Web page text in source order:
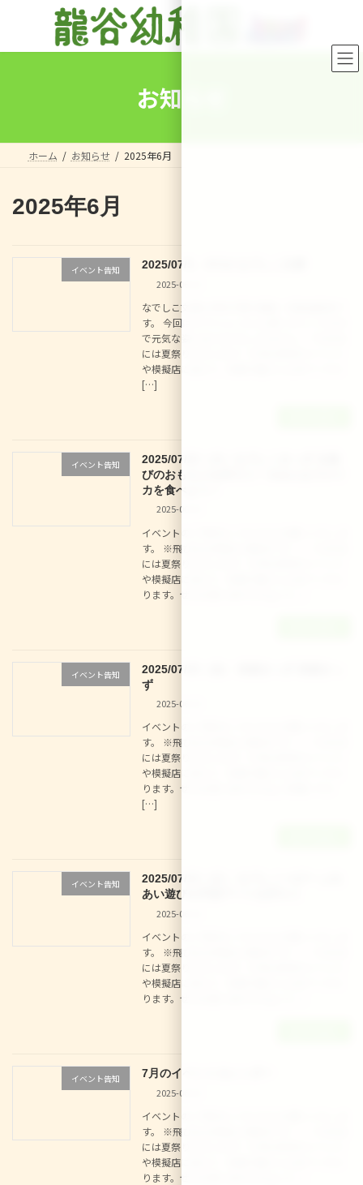
ン
ー
お知らせ
ホーム お知らせ 2025年6月
2025年6月
イベント告知
2025/07/5、07/12 なでしこ文庫
2025-06-25
なでしこ文庫は予約不要の園庭・図書室解放で
す。 今回はカブトムシさんも孵ったところなの
で元気な姿に会えるかもしれません。 7/30(水)
には夏祭りも行います！今年は例年のイベント
や模擬店に加えて、和菓子屋さんも来てくださ
[…]
イベント告知
2025/07/22（火）なでしこきっず 水遊
びのおもちゃを作ろう！＆みんなでスイ
カを食べよう！
2025-06-25
イベントのご予約は こちらからお願いいたしま
す。 ※飛び込み参加も大歓迎です！！ 7/30(水)
には夏祭りも行います！今年は例年のイベント
や模擬店に加えて、和菓子屋さんも来てくださ
ります。ぜひお誘いあわせの上ご […]
イベント告知
2025/07/25（金） 体操きっず 体操きっ
ず
2025-06-25
イベントのご予約は こちらからお願いいたしま
す。 ※飛び込み参加も大歓迎です！！ 7/30(水)
には夏祭りも行います！今年は例年のイベント
や模擬店に加えて、和菓子屋さんも来てくださ
ります。ぜひお誘いあわせの上ご来園くださ
[…]
イベント告知
2025/07/15（火） なでしこべびー ふれ
あい遊び＆手形アートを作ろう
2025-06-25
イベントのご予約は こちらからお願いいたしま
す。 ※飛び込み参加も大歓迎です！！ 7/30(水)
には夏祭りも行います！今年は例年のイベント
や模擬店に加えて、和菓子屋さんも来てくださ
ります。ぜひお誘いあわせの上ご […]
イベント告知
7月のイベントカレンダー
2025-06-25
イベントのご予約は こちらからお願いいたしま
す。 ※飛び込み参加も大歓迎です！！ 7/30(水)
には夏祭りも行います！今年は例年のイベント
や模擬店に加えて、和菓子屋さんも来てくださ
ります。ぜひお誘いあわせの上ご […]